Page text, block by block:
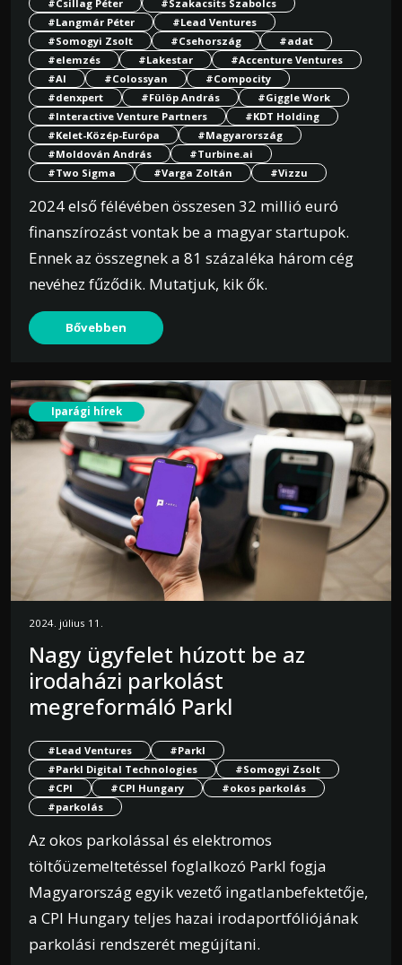
#Csillag Péter
#Szakacsits Szabolcs
#Langmár Péter
#Lead Ventures
#Somogyi Zsolt
#Csehország
#adat
#elemzés
#Lakestar
#Accenture Ventures
#AI
#Colossyan
#Compocity
#denxpert
#Fülöp András
#Giggle Work
#Interactive Venture Partners
#KDT Holding
#Kelet-Közép-Európa
#Magyarország
#Moldován András
#Turbine.ai
#Two Sigma
#Varga Zoltán #Vizzu
2024 első félévében összesen 32 millió euró
finanszírozást vontak be a magyar startupok.
Ennek az összegnek a 81 százaléka három cég
nevéhez fűződik. Mutatjuk, kik ők.
Bővebben
Iparági hírek
2024. július 11.
Nagy ügyfelet húzott be az
irodaházi parkolást
megreformáló Parkl
#Lead Ventures
#Parkl
#Parkl Digital Technologies
#Somogyi Zsolt
#CPI
#CPI Hungary
#okos parkolás
#parkolás
Az okos parkolással és elektromos
töltőüzemeltetéssel foglalkozó Parkl fogja
Magyarország egyik vezető ingatlanbefektetője,
a CPI Hungary teljes hazai irodaportfóliójának
parkolási rendszerét megújítani.